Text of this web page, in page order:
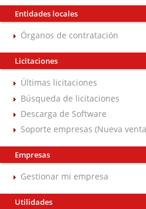
Entidades locales
Órganos de contratación
Licitaciones
Últimas licitaciones
Búsqueda de licitaciones
Descarga de Software
Soporte empresas (Nueva
Empresas
Gestionar mi empresa
Utilidades